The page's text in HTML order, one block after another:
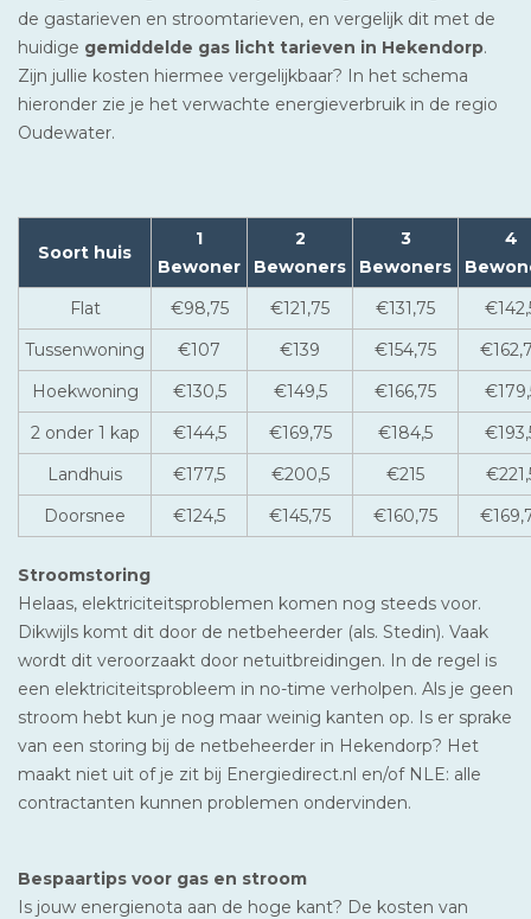
de gastarieven en stroomtarieven, en vergelijk dit met de
huidige gemiddelde gas licht tarieven in Hekendorp.
Zijn jullie kosten hiermee vergelijkbaar? In het schema
hieronder zie je het verwachte energieverbruik in de regio
Oudewater.
Soort huis
1
Bewoner
2
Bewoners
3
Bewoners
4
Flat
€98,75 €121,75 €131,75
Tussenwoning
€107 €139 €154,75
Hoekwoning
€130,5 €149,5 €166,75
2 onder 1 kap
€144,5 €169,75 €184,5
Landhuis
€177,5 €200,5 €215
Doorsnee
€124,5 €145,75 €160,75
Stroomstoring
Helaas, elektriciteitsproblemen komen nog steeds voor.
Dikwijls komt dit door de netbeheerder (als. Stedin). Vaak
wordt dit veroorzaakt door netuitbreidingen. In de regel is
een elektriciteitsprobleem in no-time verholpen. Als je geen
stroom hebt kun je nog maar weinig kanten op. Is er sprake
van een storing bij de netbeheerder in Hekendorp? Het
maakt niet uit of je zit bij Energiedirect.nl en/of NLE: alle
contractanten kunnen problemen ondervinden.
Bespaartips voor gas en stroom
Is jouw energienota aan de hoge kant? De kosten van